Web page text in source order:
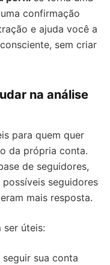
confirmação
e ajuda você a
sem criar
na análise
para quem quer
da própria conta.
de seguidores,
seguidores
mais resposta.
ser úteis:
sua conta